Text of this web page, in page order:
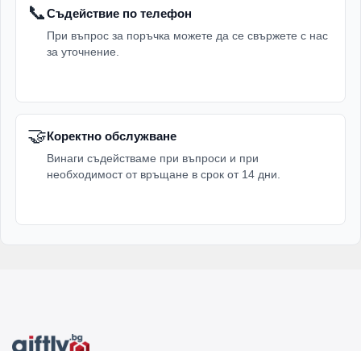
📞Съдействие по телефон
При въпрос за поръчка можете да се свържете с нас
за уточнение.
🤝Коректно обслужване
Винаги съдействаме при въпроси и при
необходимост от връщане в срок от 14 дни.